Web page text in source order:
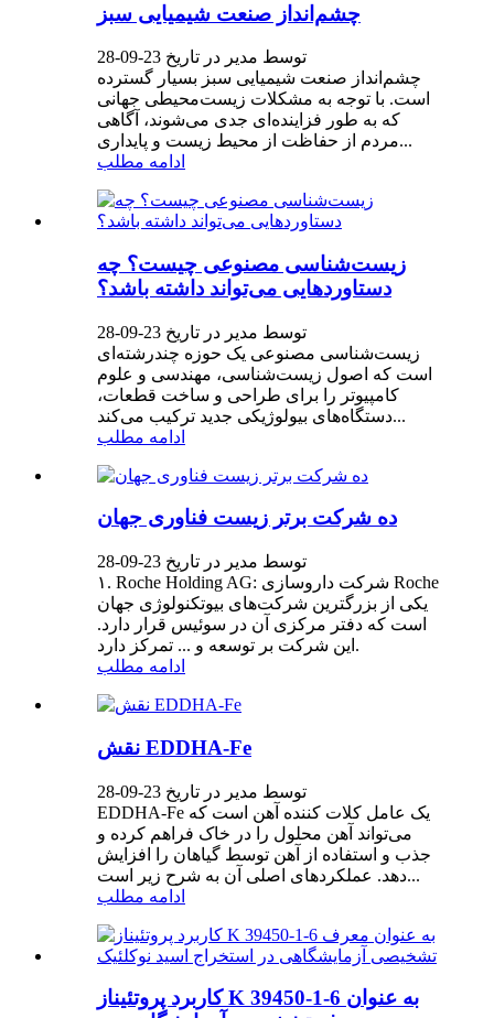
چشم‌انداز صنعت شیمیایی سبز
توسط مدیر در تاریخ 23-09-28
چشم‌انداز صنعت شیمیایی سبز بسیار گسترده
است. با توجه به مشکلات زیست‌محیطی جهانی
که به طور فزاینده‌ای جدی می‌شوند، آگاهی
مردم از حفاظت از محیط زیست و پایداری...
ادامه مطلب
زیست‌شناسی مصنوعی چیست؟ چه
دستاوردهایی می‌تواند داشته باشد؟
توسط مدیر در تاریخ 23-09-28
زیست‌شناسی مصنوعی یک حوزه چندرشته‌ای
است که اصول زیست‌شناسی، مهندسی و علوم
کامپیوتر را برای طراحی و ساخت قطعات،
دستگاه‌های بیولوژیکی جدید ترکیب می‌کند...
ادامه مطلب
ده شرکت برتر زیست فناوری جهان
توسط مدیر در تاریخ 23-09-28
۱. Roche Holding AG: شرکت داروسازی Roche
یکی از بزرگترین شرکت‌های بیوتکنولوژی جهان
است که دفتر مرکزی آن در سوئیس قرار دارد.
این شرکت بر توسعه و ... تمرکز دارد.
ادامه مطلب
نقش EDDHA-Fe
توسط مدیر در تاریخ 23-09-28
EDDHA-Fe یک عامل کلات کننده آهن است که
می‌تواند آهن محلول را در خاک فراهم کرده و
جذب و استفاده از آهن توسط گیاهان را افزایش
دهد. عملکردهای اصلی آن به شرح زیر است...
ادامه مطلب
کاربرد پروتئیناز K 39450-1-6 به عنوان